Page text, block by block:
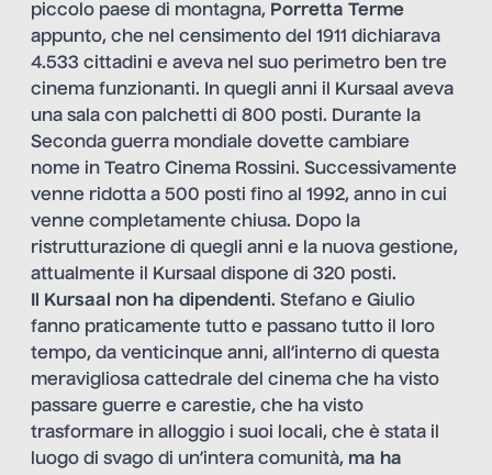
piccolo paese di montagna, Porretta Terme
appunto, che nel censimento del 1911 dichiarava
4.533 cittadini e aveva nel suo perimetro ben tre
cinema funzionanti. In quegli anni il Kursaal aveva
una sala con palchetti di 800 posti. Durante la
Seconda guerra mondiale dovette cambiare
nome in Teatro Cinema Rossini. Successivamente
venne ridotta a 500 posti fino al 1992, anno in cui
venne completamente chiusa. Dopo la
ristrutturazione di quegli anni e la nuova gestione,
attualmente il Kursaal dispone di 320 posti.
Il Kursaal non ha dipendenti. Stefano e Giulio
fanno praticamente tutto e passano tutto il loro
tempo, da venticinque anni, all’interno di questa
meravigliosa cattedrale del cinema che ha visto
passare guerre e carestie, che ha visto
trasformare in alloggio i suoi locali, che è stata il
luogo di svago di un’intera comunità, ma ha